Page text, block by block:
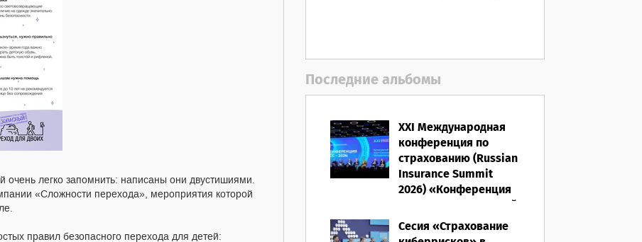
очень легко запомнить: написаны они двустишиями.
«Сложности перехода», мероприятия которой
правил безопасного перехода для детей:
Последние альбомы
XXI Международная
конференция по
страхованию (Russian
Insurance Summit
2026) «Конференция
ВСС-2026: Культурный
код страхования/
Человеческий
Сесия «Страхование